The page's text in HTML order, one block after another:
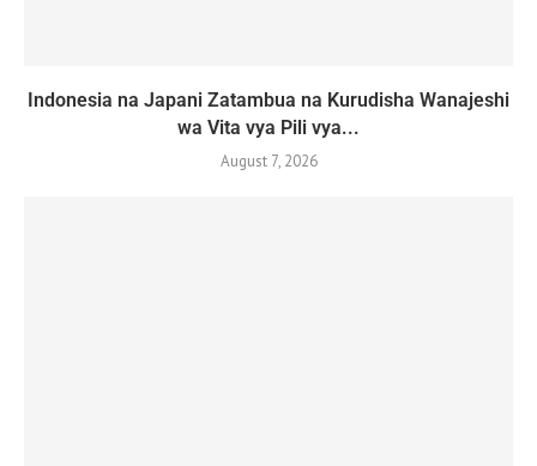
Indonesia na Japani Zatambua na Kurudisha Wanajeshi
wa Vita vya Pili vya...
August 7, 2026